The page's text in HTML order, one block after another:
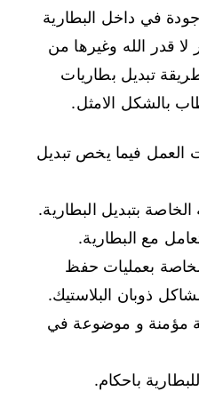
في داخل البطارية
قدر الله وغيرها من
تبديل بطاريات
بالشكل الامثل.
العمل فيما يخص تبديل
الخاصة بتبديل البطارية.
مع البطارية.
الخاصة بعمليات حفظ
ذوبان البلاستيك.
مؤمنة و موضوعة في
باحكام.